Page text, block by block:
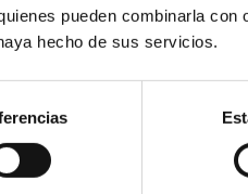
pueden combinarla
hecho de sus servicios.
es
sino que es